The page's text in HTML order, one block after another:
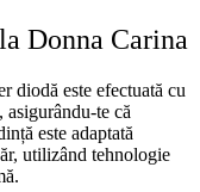
Donna Carina
diodă este efectuată cu
asigurându-te că
este adaptată
utilizând tehnologie